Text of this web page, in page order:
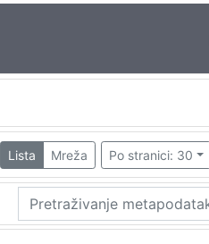
Lista Mreža Po stranici: 30